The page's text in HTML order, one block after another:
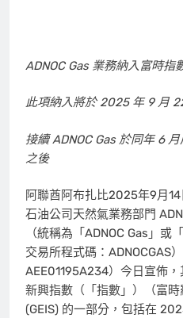
ADNOC Gas 業務納入富時
此項納入將於 2025 年 9 月
接續 ADNOC Gas 於同年 6
之後
阿聯酋阿布扎比2025年9月14
石油公司天然氣業務部門
（統稱為「ADNOC Gas」
交易所程式碼：ADNOCGAS
AEE01195A234）今日宣佈
新興指數（「指數」）（富時
(GEIS) 的一部分，包括在